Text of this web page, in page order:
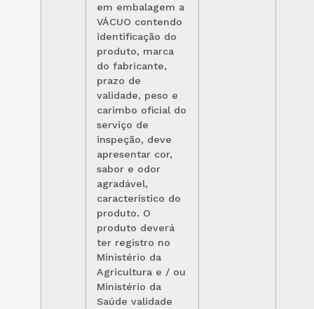
em embalagem a
VÁCUO contendo
identificação do
produto, marca
do fabricante,
prazo de
validade, peso e
carimbo oficial do
serviço de
inspeção, deve
apresentar cor,
sabor e odor
agradável,
característico do
produto. O
produto deverá
ter registro no
Ministério da
Agricultura e / ou
Ministério da
Saúde validade